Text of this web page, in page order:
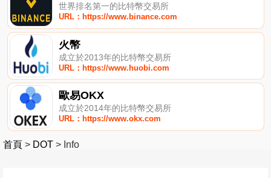
世界排名第一的比特幣交易所
URL：https://www.binance.com
火幣
成立於2013年的比特幣交易所
URL：https://www.huobi.com
歐易OKX
成立於2014年的比特幣交易所
URL：https://www.okx.com
首頁 > DOT > Info